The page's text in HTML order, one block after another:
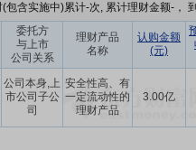
包含实施中)累计-次, 累计理财金额-，
委托方
与上市
公司关系
理财产品
名称
认购金额
(元)
公司本身,上
市公司子公
司
安全性高、有
一定流动性的
理财产品
3.00亿